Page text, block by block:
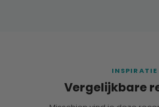
INSPIRATIE
Vergelijkbare